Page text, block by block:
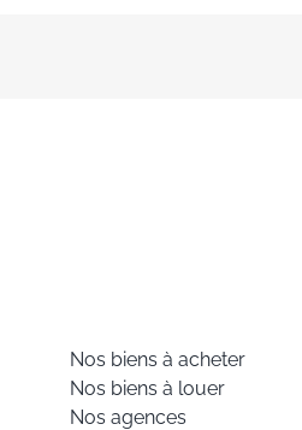
Nos biens à acheter
Nos biens à louer
Nos agences